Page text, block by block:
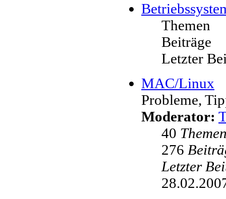
Themen
Beiträge
Letzter
MAC/Linux
Probleme,
Moderator:
40
276
Letzter